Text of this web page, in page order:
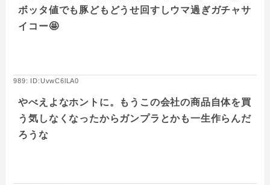
ボッタ値でも豚どもどうせ回すしウマ過ぎガチャサ
イコー🤩
989: ID:UvwC6lLA0
やべえよなホントに。もうこの会社の商品自体を買
う気しなくなったからガンプラとかも一生作らんだ
ろうな